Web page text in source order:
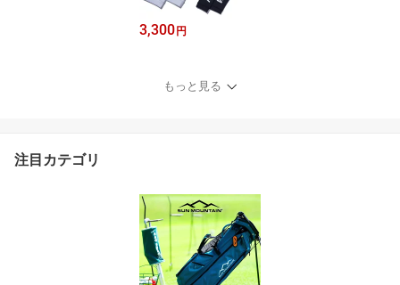
3,300円
もっと見る
注目カテゴリ